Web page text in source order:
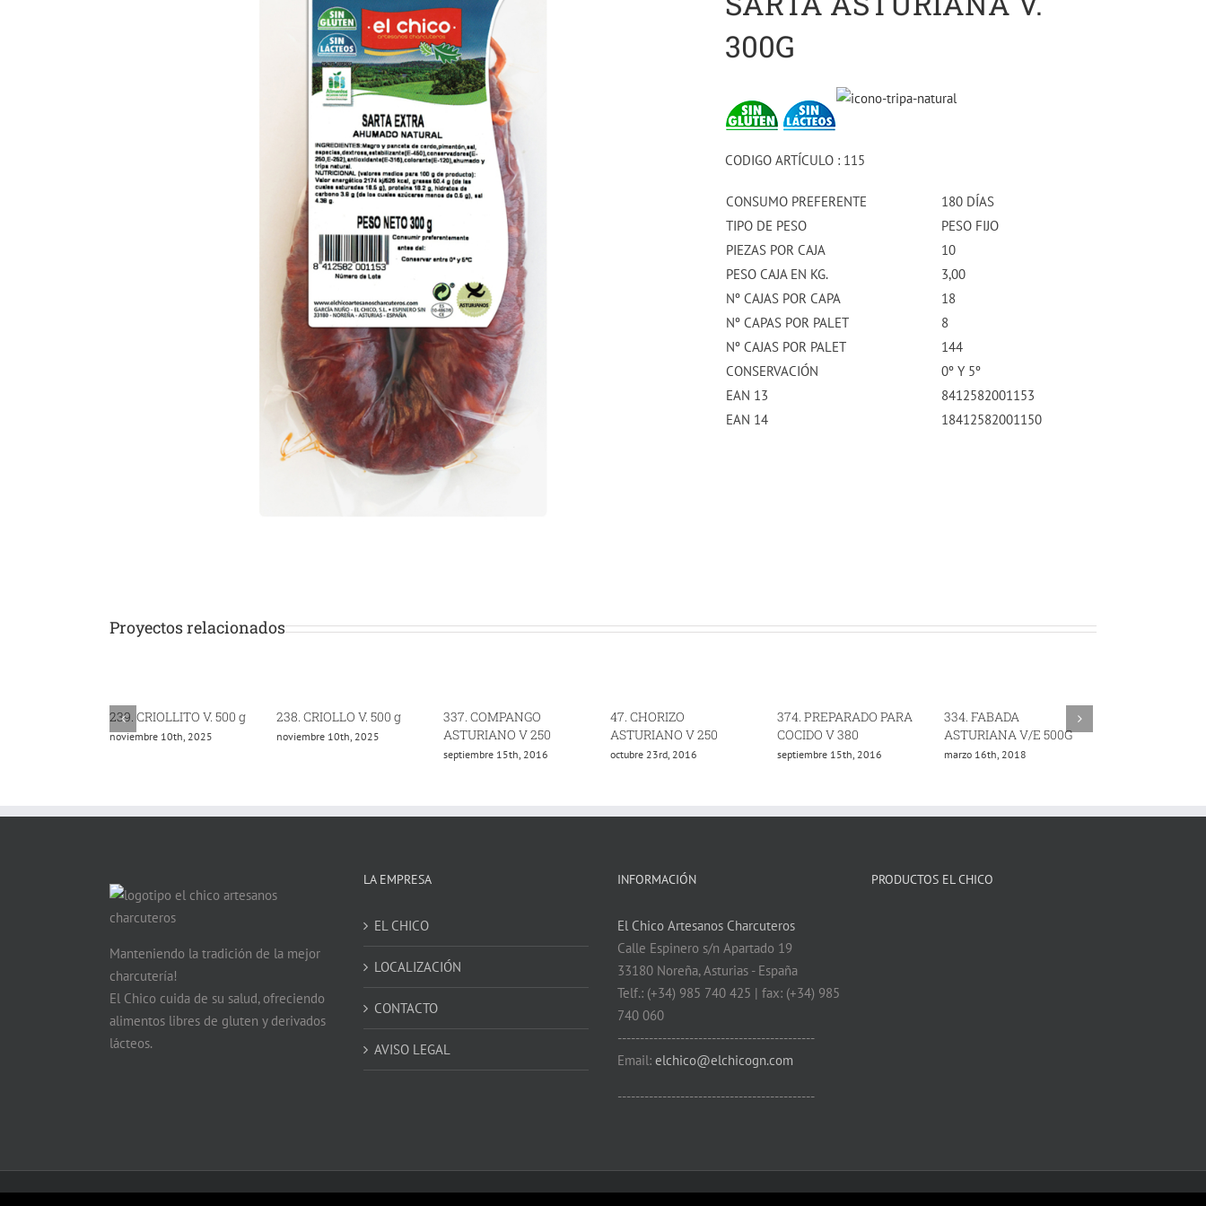
300G
CODIGO ARTÍCULO : 115
CONSUMO PREFERENTE
180 DÍAS
TIPO DE PESO
PESO FIJO
PIEZAS POR CAJA
10
PESO CAJA EN KG.
3,00
Nº CAJAS POR CAPA
18
Nº CAPAS POR PALET
8
Nº CAJAS POR PALET
144
CONSERVACIÓN
0º Y 5º
EAN 13
8412582001153
EAN 14
18412582001150
Proyectos relacionados
239. CRIOLLITO V. 500 g
noviembre 10th, 2025
238. CRIOLLO V. 500 g
noviembre 10th, 2025
337. COMPANGO
ASTURIANO V 250
septiembre 15th, 2016
47. CHORIZO
ASTURIANO V 250
octubre 23rd, 2016
374. PREPARADO PARA
COCIDO V 380
septiembre 15th, 2016
334. FABADA
ASTURIANA V/E 500G
marzo 16th, 2018
Manteniendo la tradición de la mejor
charcutería!
El Chico cuida de su salud, ofreciendo
alimentos libres de gluten y derivados
lácteos.
LA EMPRESA
EL CHICO
LOCALIZACIÓN
CONTACTO
AVISO LEGAL
INFORMACIÓN
El Chico Artesanos Charcuteros
Calle Espinero s/n Apartado 19
33180 Noreña, Asturias - España
Telf.: (+34) 985 740 425 | fax: (+34) 985
740 060
--------------------------------------------
Email: elchico@elchicogn.com
--------------------------------------------
PRODUCTOS EL CHICO